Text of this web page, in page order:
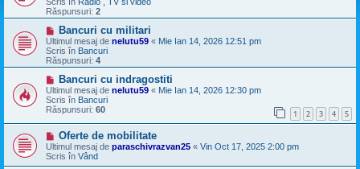
a
j
n
o
u
Răspunsuri: 2
M
e
s
a
j
n
o
u
Bancuri cu militari
Ultimul mesaj de nelutu59 « Mie Ian 14, 2026 12:51 pm
Scris în Bancuri
Răspunsuri: 4
M
e
s
a
j
n
o
u
Bancuri cu indragostiti
Ultimul mesaj de nelutu59 « Mie Ian 14, 2026 12:30 pm
Scris în Bancuri
Răspunsuri: 60 1 2 3 4 5
M
e
s
a
Oferte de mobilitate
Ultimul mesaj de paraschivrazvan25 « Vin Oct 17, 2025 2:00 pm
Scris în Vând